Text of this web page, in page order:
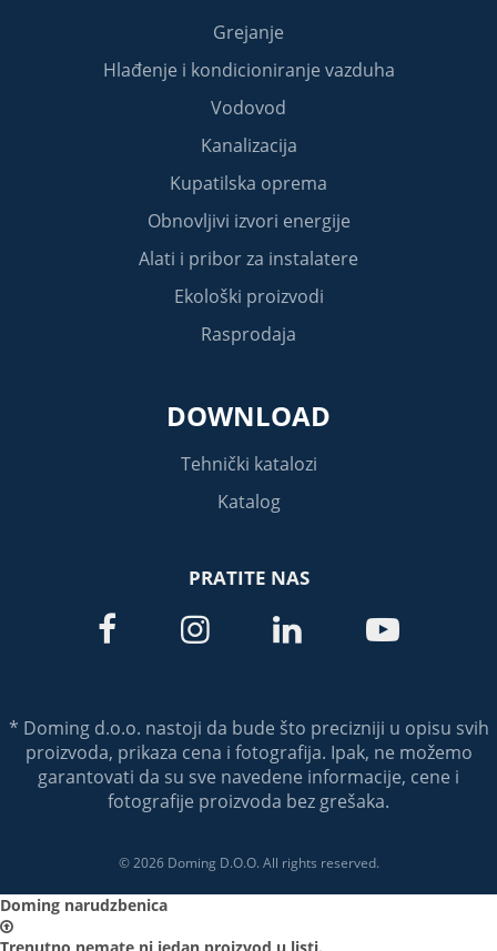
Grejanje
Hlađenje i kondicioniranje vazduha
Vodovod
Kanalizacija
Kupatilska oprema
Obnovljivi izvori energije
Alati i pribor za instalatere
Ekološki proizvodi
Rasprodaja
DOWNLOAD
Tehnički katalozi
Katalog
PRATITE NAS
   
* Doming d.o.o. nastoji da bude što precizniji u opisu svih
proizvoda, prikaza cena i fotografija. Ipak, ne možemo
garantovati da su sve navedene informacije, cene i
fotografije proizvoda bez grešaka.
© 2026 Doming D.O.O. All rights reserved.
Doming narudzbenica
